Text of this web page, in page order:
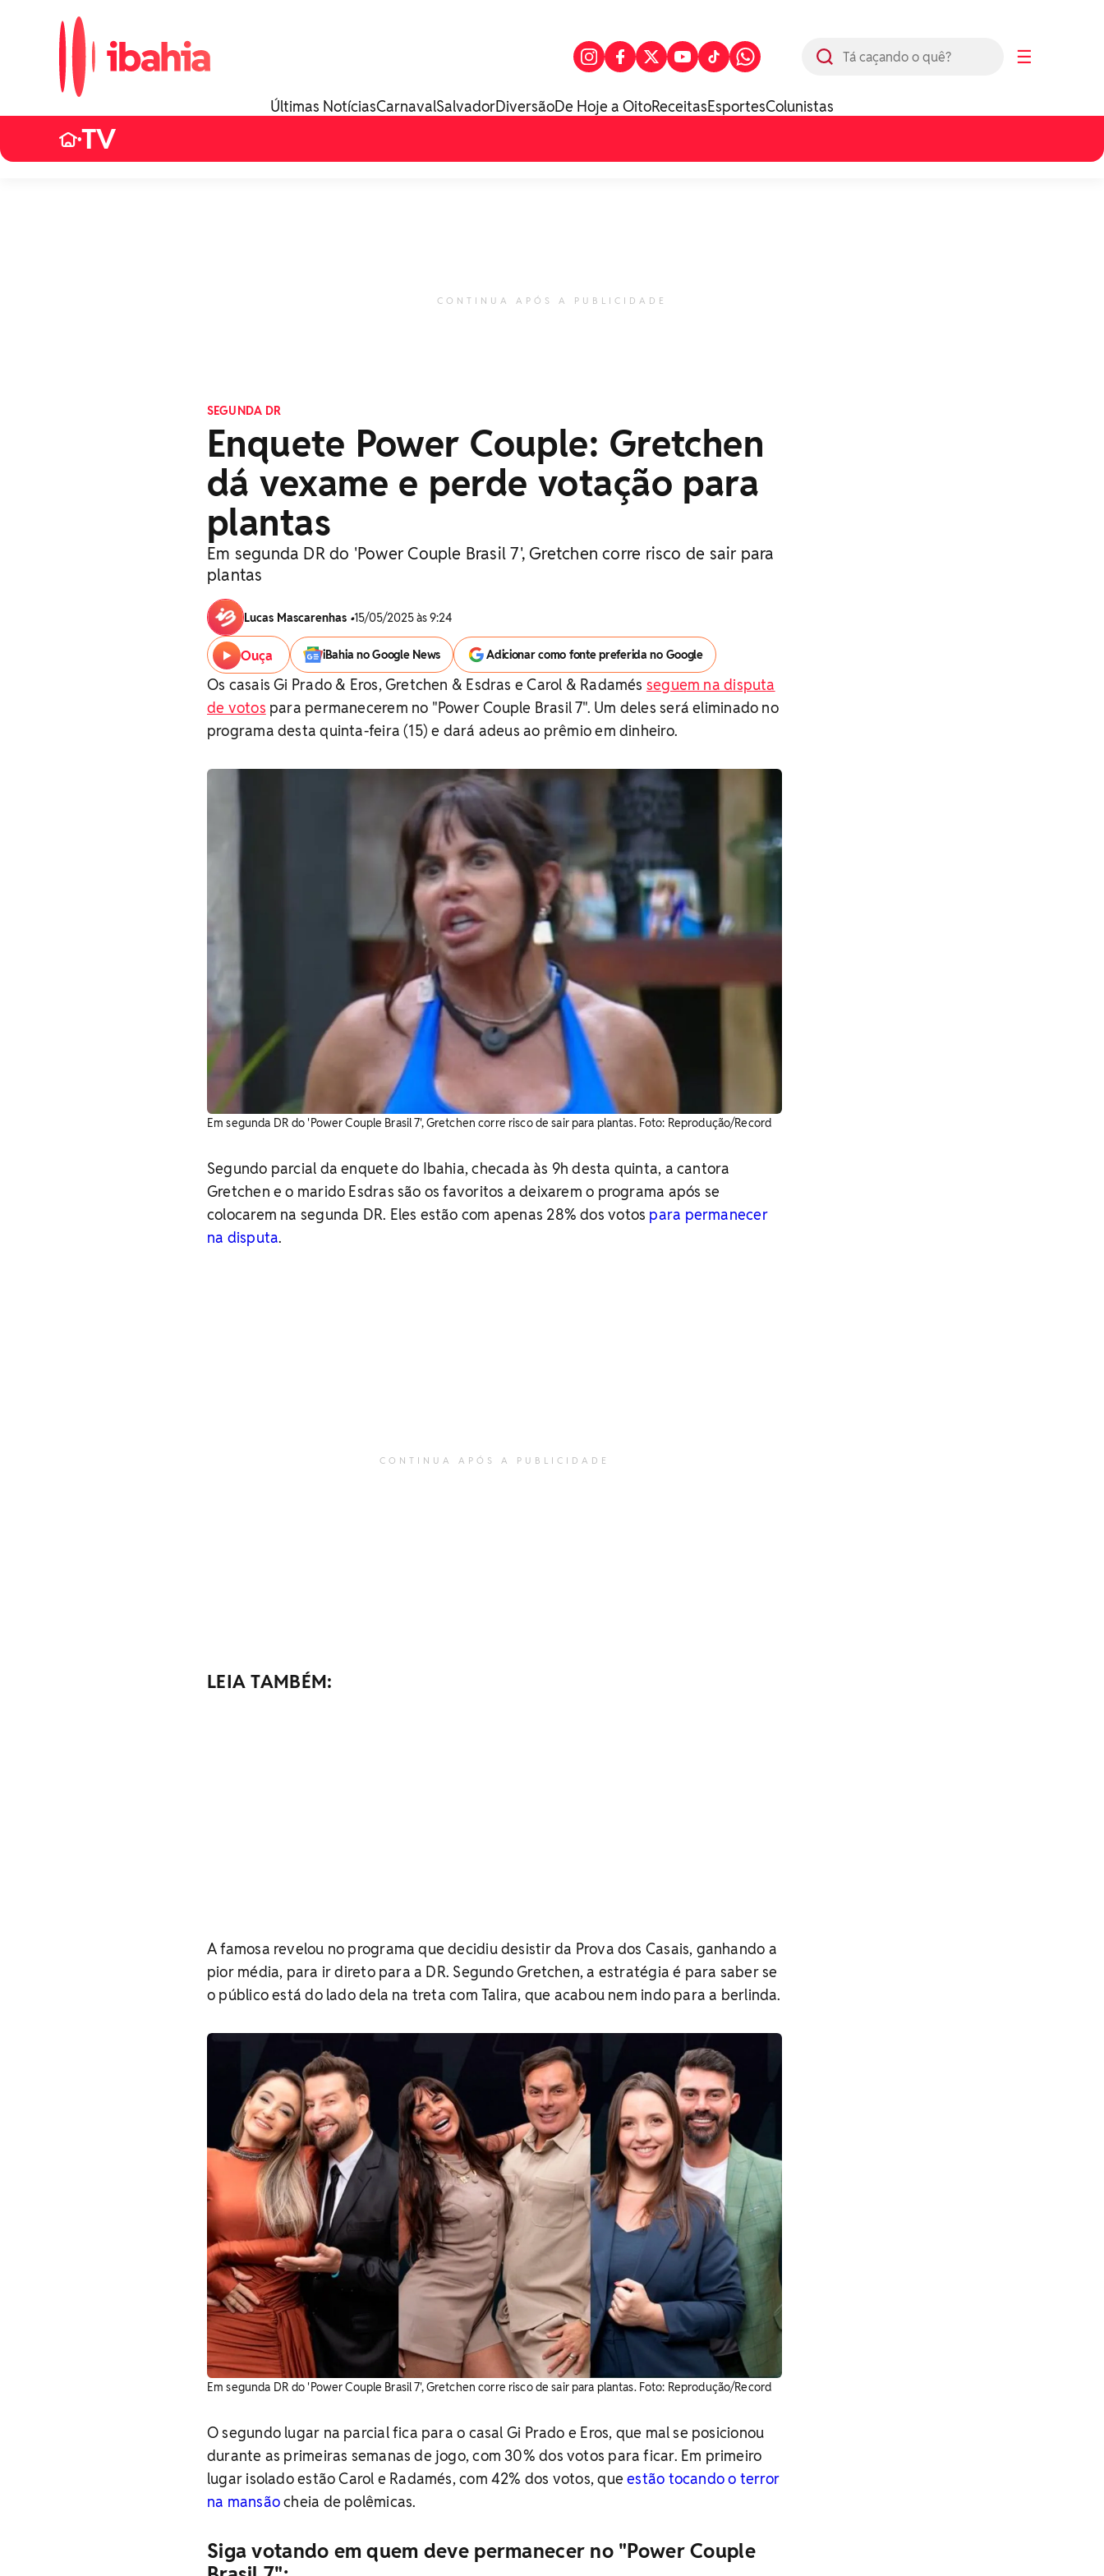
☰
Últimas NotíciasCarnavalSalvadorDiversãoDe Hoje a OitoReceitasEsportesColunistas
•TV
CONTINUA APÓS A PUBLICIDADE
SEGUNDA DR
Enquete Power Couple: Gretchen
dá vexame e perde votação para
plantas
Em segunda DR do 'Power Couple Brasil 7', Gretchen corre risco de sair para
plantas
Lucas Mascarenhas •15/05/2025 às 9:24
Ouça iBahia no Google News Adicionar como fonte preferida no Google
Os casais Gi Prado & Eros, Gretchen & Esdras e Carol & Radamés seguem na disputa
de votos para permanecerem no "Power Couple Brasil 7". Um deles será eliminado no
programa desta quinta-feira (15) e dará adeus ao prêmio em dinheiro.
Em segunda DR do 'Power Couple Brasil 7', Gretchen corre risco de sair para plantas. Foto: Reprodução/Record
Segundo parcial da enquete do Ibahia, checada às 9h desta quinta, a cantora
Gretchen e o marido Esdras são os favoritos a deixarem o programa após se
colocarem na segunda DR. Eles estão com apenas 28% dos votos para permanecer
na disputa.
CONTINUA APÓS A PUBLICIDADE
LEIA TAMBÉM:
A famosa revelou no programa que decidiu desistir da Prova dos Casais, ganhando a
pior média, para ir direto para a DR. Segundo Gretchen, a estratégia é para saber se
o público está do lado dela na treta com Talira, que acabou nem indo para a berlinda.
Em segunda DR do 'Power Couple Brasil 7', Gretchen corre risco de sair para plantas. Foto: Reprodução/Record
O segundo lugar na parcial fica para o casal Gi Prado e Eros, que mal se posicionou
durante as primeiras semanas de jogo, com 30% dos votos para ficar. Em primeiro
lugar isolado estão Carol e Radamés, com 42% dos votos, queestão tocando o terror
na mansãocheia de polêmicas.
Siga votando em quem deve permanecer no "Power Couple